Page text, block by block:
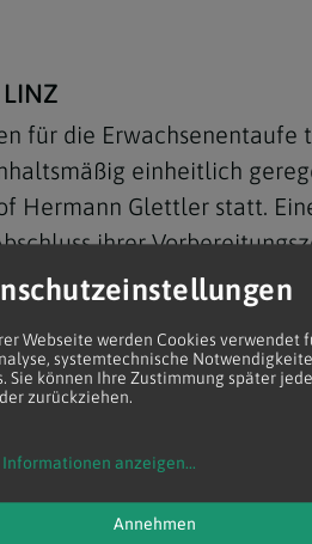
für die
einheitlich
Hermann Glettler statt.
ihrer
für das
wobei auch
in der Marienkapelle
Dabei wurden
gewesen, davor
Getauften sowie auch
Webseite werden Cookies verwendet
systemtechnische
Sie können Ihre Zustimmung später
zurückziehen.
anzeigen...
Annehmen